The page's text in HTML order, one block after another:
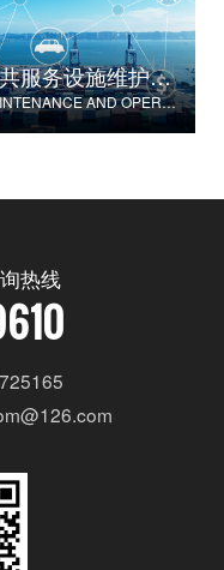
公共服务设施维护与运营
MAINTENANCE AND OPERATION OF PUBLIC SERVICE FACILITIES
热线